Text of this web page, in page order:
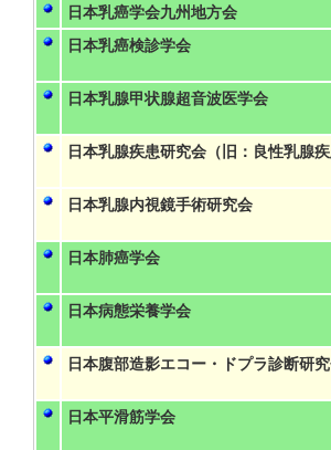
日本乳癌学会九州地方会
日本乳癌検診学会
日本乳腺甲状腺超音波医学会
日本乳腺疾患研究会（旧：良性乳腺疾
日本乳腺内視鏡手術研究会
日本肺癌学会
日本病態栄養学会
日本腹部造影エコー・ドプラ診断研
日本平滑筋学会